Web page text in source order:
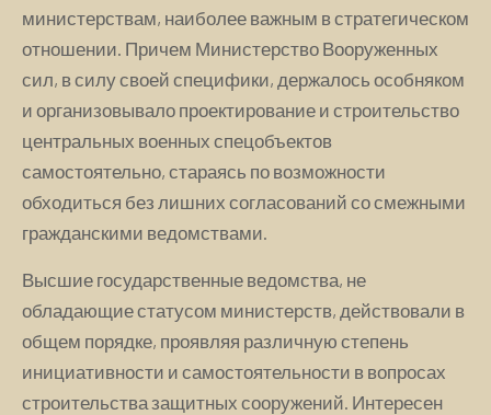
министерствам, наиболее важным в стратегическом
отношении. Причем Министерство Вооруженных
сил, в силу своей специфики, держалось особняком
и организовывало проектирование и строительство
центральных военных спецобъектов
самостоятельно, стараясь по возможности
обходиться без лишних согласований со смежными
гражданскими ведомствами.
Высшие государственные ведомства, не
обладающие статусом министерств, действовали в
общем порядке, проявляя различную степень
инициативности и самостоятельности в вопросах
строительства защитных сооружений. Интересен